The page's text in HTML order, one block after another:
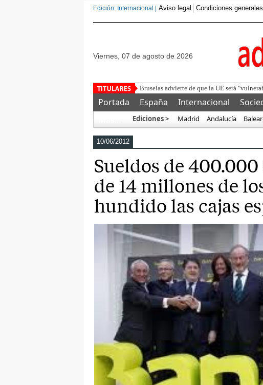
Edición: Internacional | Aviso legal Condiciones generales
viernes, 07 de agosto de 2026
Detenido un marro
Portada España Internacional
Ediciones > Madrid Andalucía
10/06/2012
Sueldos de
de 14 millones de
hundido las cajas